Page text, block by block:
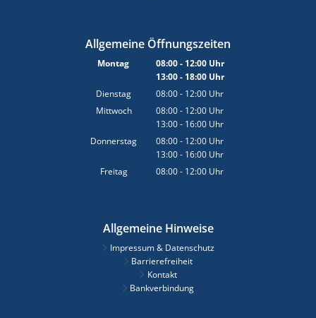
Allgemeine Öffnungszeiten
Montag 08:00- 12:00Uhr
Von 08:00 bis 12:00 Uhr
13:00- 18:00Uhr
Von 13:00 bis 18:00 Uhr
Dienstag 08:00- 12:00 Uhr
Von 08:00 bis 12:00 Uhr
Mittwoch 08:00- 12:00 Uhr
Von 08:00 bis 12:00 Uhr
13:00- 16:00 Uhr
Von 13:00 bis 16:00 Uhr
Donnerstag 08:00- 12:00 Uhr
Von 08:00 bis 12:00 Uhr
13:00- 16:00 Uhr
Von 13:00 bis 16:00 Uhr
Freitag 08:00- 12:00 Uhr
Allgemeine Hinweise
Impressum & Datenschutz
Barrierefreiheit
Kontakt
Bankverbindung